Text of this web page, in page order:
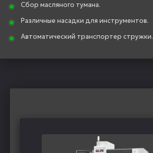
Сбор масляного тумана.
Различные насадки для инструментов.
Автоматический транспортер стружки.